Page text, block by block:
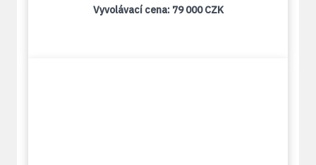
Vyvolávací cena: 79 000 CZK